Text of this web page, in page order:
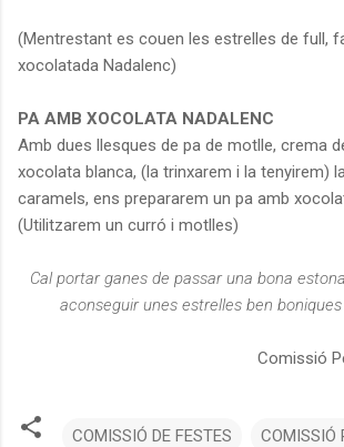
(Mentrestant es couen les estrelles de full,
xocolatada Nadalenc)
PA AMB XOCOLATA NADALENC
Amb dues llesques de pa de motlle, crema
xocolata blanca, (la trinxarem i la tenyirem)
caramels, ens prepararem un pa amb
(Utilitzarem un curró i motlles)
Cal portar ganes de passar una bona
aconseguir unes estrelles ben
Comissió
COMISSIÓ DE FESTES COMISSIÓ